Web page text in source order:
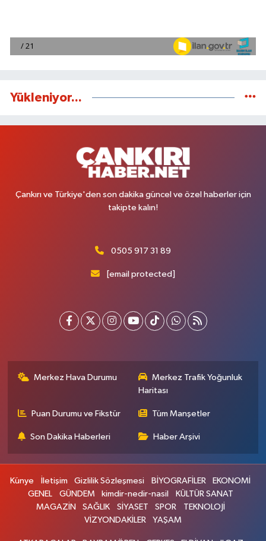
Yükleniyor...
Çankırı ve Türkiye'den son dakika güncel ve özel haberler için
takipte kalın!
0505 917 31 89
[email protected]
Merkez Hava Durumu
Merkez Trafik Yoğunluk
Haritası
Puan Durumu ve Fikstür Tüm Manşetler
Son Dakika Haberleri Haber Arşivi
Künye İletişim Gizlilik Sözleşmesi BİYOGRAFİLER
EKONOMİ
GENEL
GÜNDEM kimdir-nedir-nasil
KÜLTÜR SANAT
MAGAZİN
SAĞLIK SİYASET SPOR
TEKNOLOJİ
VİZYONDAKİLER
YAŞAM